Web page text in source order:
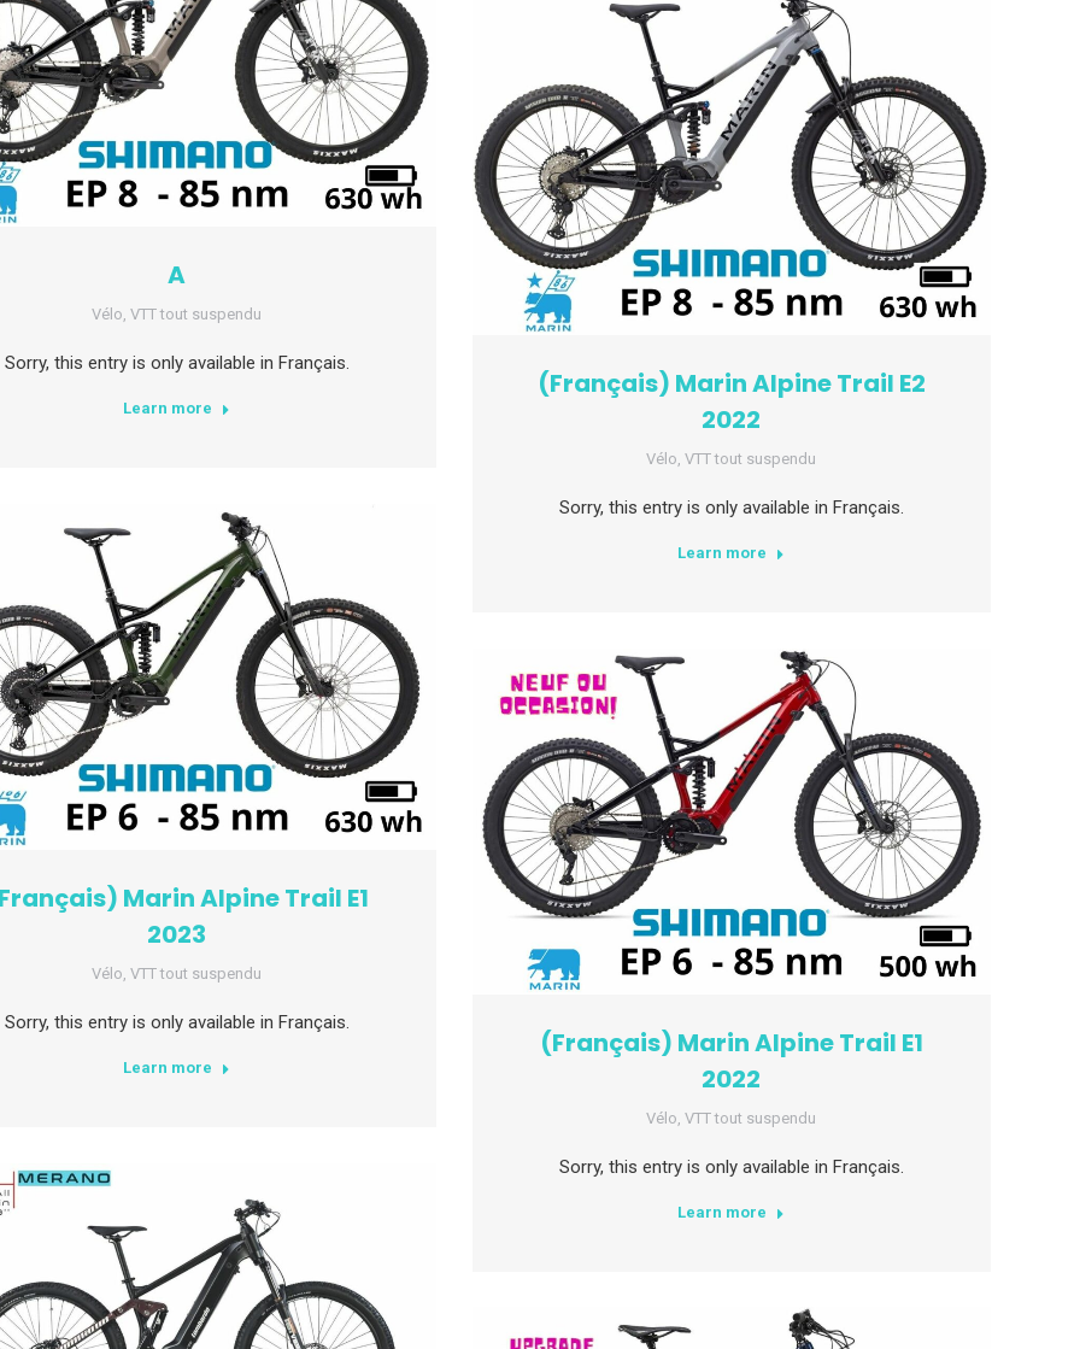
A
Vélo VTT tout suspendu
Sorry, this entry is only available in Français.
Learn more
(Français) Marin Alpine Trail E2
2022
Vélo VTT tout suspendu
Sorry, this entry is only available in Français.
Learn more
Marin Alpine Trail E1
2023
Vélo VTT tout suspendu
Sorry, this entry is only available in Français.
Learn more
(Français) Marin Alpine Trail E1
2022
Vélo VTT tout suspendu
Sorry, this entry is only available in Français.
Learn more